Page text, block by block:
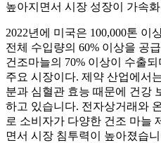
높아지면서 시장 성장이 가속
2022년에 미국은 100,000톤 이
전체 수입량의 60% 이상을 공
건조마늘의 70% 이상이 수출
주요 시장이다. 제약 산업에서
분과 심혈관 효능 때문에 건강
하고 있습니다. 전자상거래와
로 소비자가 다양한 건조 마늘
면서 시장 침투력이 높아졌습